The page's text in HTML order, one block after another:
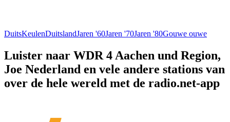
DuitsKeulenDuitslandJaren '60Jaren '70Jaren '80Gouwe ouwe
Luister naar WDR 4 Aachen und Region,
Joe Nederland en vele andere stations van
over de hele wereld met de radio.net-app